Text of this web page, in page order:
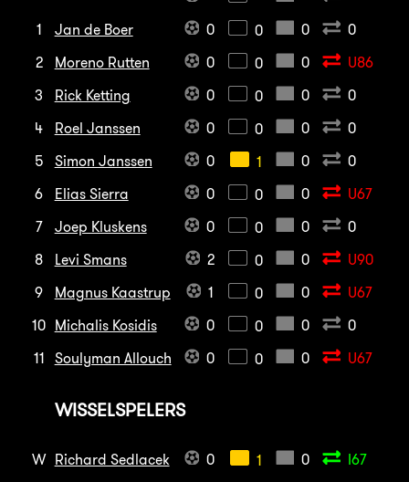
1 Jan de Boer 0 0 0
0
2
Moreno Rutten 0 0 0
U86
3
Rick Ketting 0 0 0
0
4
Roel Janssen 0 0 0
0
5
Simon Janssen 0 1 0
0
6
Elias Sierra 0 0 0
U67
7
Joep Kluskens 0 0 0
0
8
Levi Smans 2 0 0
U90
9
Magnus Kaastrup 1 0 0
U67
10 Michalis Kosidis 0 0 0
0
11
Soulyman Allouch 0 0 0 U67
WISSELSPELERS
W Richard Sedlacek 0 1 0
I67